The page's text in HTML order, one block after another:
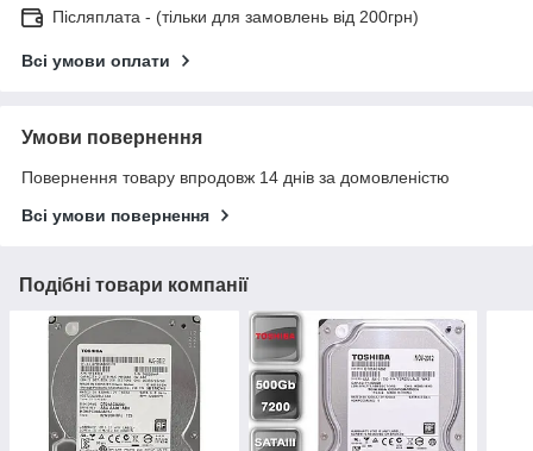
Післяплата - (тільки для замовлень від 200грн)
Всі умови оплати
Умови повернення
Повернення товару впродовж 14 днів за домовленістю
Всі умови повернення
Подібні товари компанії